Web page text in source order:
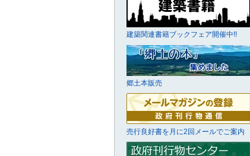
建築関連書籍ブックフェア開催中!!
郷土本販売
売行良好書を月に2回メールでご案内